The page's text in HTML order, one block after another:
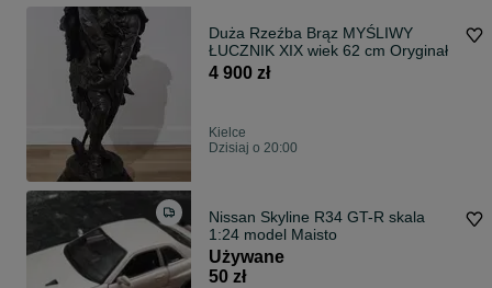
Duża Rzeźba Brąz MYŚLIWY
ŁUCZNIK XIX wiek 62 cm Oryginał
4 900 zł
Kielce
Dzisiaj o 20:00
Nissan Skyline R34 GT-R skala
1:24 model Maisto
Używane
50 zł